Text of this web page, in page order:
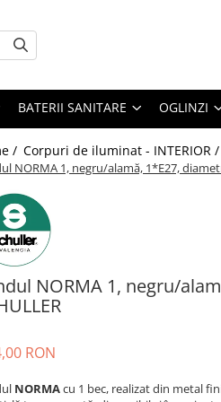
BATERII SANITARE OGLINZI
/ Corpuri de iluminat - INTERIOR /
NORMA 1, negru/alamă, 1*E27,
NORMA 1, negru/
RON
NORMAcu 1 bec, realizat din metal